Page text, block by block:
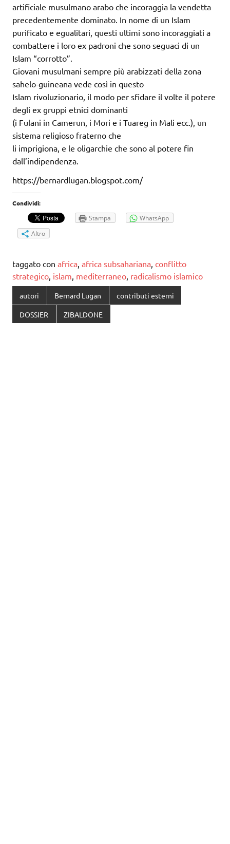
artificiale musulmano arabo che incoraggia la vendetta
precedentemente dominato. In nome di un Islam
purificato e egualitari, questi ultimi sono incoraggiati a
combattere i loro ex padroni che sono seguaci di un
Islam “corrotto”.
Giovani musulmani sempre più arabizzati della zona
sahelo-guineana vede così in questo
Islam rivoluzionario, il modo per sfidare il volte il potere
degli ex gruppi etnici dominanti
(i Fulani in Camerun, i Mori e i Tuareg in Mali ecc.), un
sistema religioso fraterno che
li imprigiona, e le oligarchie che sono al potere fin
dall’indipendenza.
https://bernardlugan.blogspot.com/
Condividi:
Stampa
WhatsApp
Altro
taggato con africa, africa subsahariana, conflitto
strategico, islam, mediterraneo, radicalismo islamico
autori Bernard Lugan contributi esterni
DOSSIER ZIBALDONE